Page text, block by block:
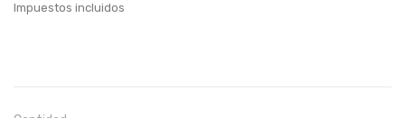
Impuestos incluidos